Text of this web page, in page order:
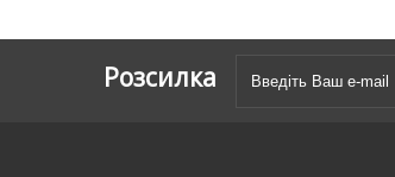
Розсилка